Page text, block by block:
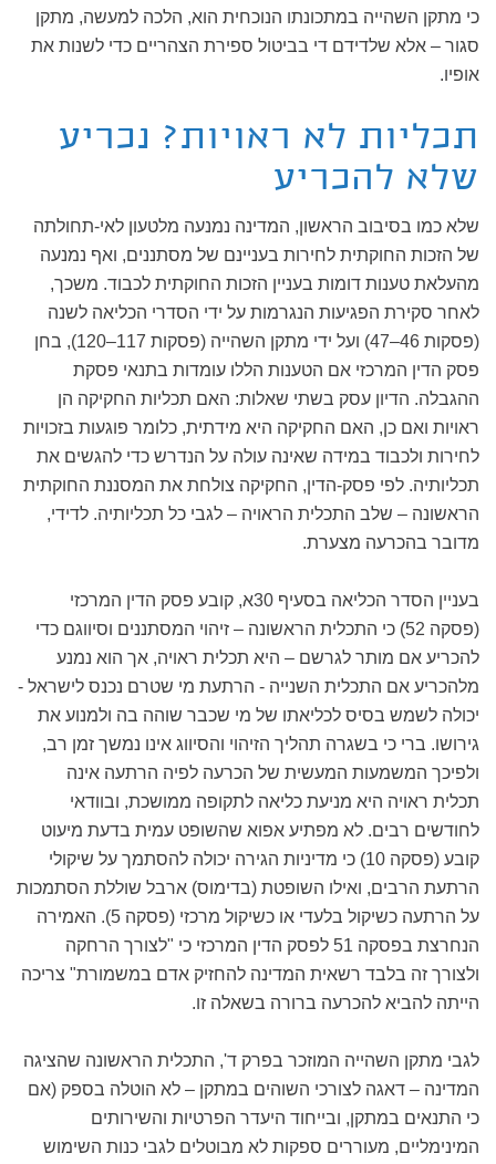
כי מתקן השהייה במתכונתו הנוכחית הוא, הלכה למעשה, מתקן
סגור – אלא שלדידם די בביטול ספירת הצהריים כדי לשנות את
אופיו.
תכליות לא ראויות? נכריע
שלא להכריע
שלא כמו בסיבוב הראשון, המדינה נמנעה מלטעון לאי-תחולתה
של הזכות החוקתית לחירות בעניינם של מסתננים, ואף נמנעה
מהעלאת טענות דומות בעניין הזכות החוקתית לכבוד. משכך,
לאחר סקירת הפגיעות הנגרמות על ידי הסדרי הכליאה לשנה
(פסקות 46–47) ועל ידי מתקן השהייה (פסקות 117–120), בחן
פסק הדין המרכזי אם הטענות הללו עומדות בתנאי פסקת
ההגבלה. הדיון עסק בשתי שאלות: האם תכליות החקיקה הן
ראויות ואם כן, האם החקיקה היא מידתית, כלומר פוגעות בזכויות
לחירות ולכבוד במידה שאינה עולה על הנדרש כדי להגשים את
תכליותיה. לפי פסק-הדין, החקיקה צולחת את המסננת החוקתית
הראשונה – שלב התכלית הראויה – לגבי כל תכליותיה. לדידי,
מדובר בהכרעה מצערת.
בעניין הסדר הכליאה בסעיף 30א, קובע פסק הדין המרכזי
(פסקה 52) כי התכלית הראשונה – זיהוי המסתננים וסיווגם כדי
להכריע אם מותר לגרשם – היא תכלית ראויה, אך הוא נמנע
מלהכריע אם התכלית השנייה - הרתעת מי שטרם נכנס לישראל -
יכולה לשמש בסיס לכליאתו של מי שכבר שוהה בה ולמנוע את
גירושו. ברי כי בשגרה תהליך הזיהוי והסיווג אינו נמשך זמן רב,
ולפיכך המשמעות המעשית של הכרעה לפיה הרתעה אינה
תכלית ראויה היא מניעת כליאה לתקופה ממושכת, ובוודאי
לחודשים רבים. לא מפתיע אפוא שהשופט עמית בדעת מיעוט
קובע (פסקה 10) כי מדיניות הגירה יכולה להסתמך על שיקולי
הרתעת הרבים, ואילו השופטת (בדימוס) ארבל שוללת הסתמכות
על הרתעה כשיקול בלעדי או כשיקול מרכזי (פסקה 5). האמירה
הנחרצת בפסקה 51 לפסק הדין המרכזי כי "לצורך הרחקה
ולצורך זה בלבד רשאית המדינה להחזיק אדם במשמורת" צריכה
הייתה להביא להכרעה ברורה בשאלה זו.
לגבי מתקן השהייה המוזכר בפרק ד', התכלית הראשונה שהציגה
המדינה – דאגה לצורכי השוהים במתקן – לא הוטלה בספק (אם
כי התנאים במתקן, ובייחוד היעדר הפרטיות והשירותים
המינימליים, מעוררים ספקות לא מבוטלים לגבי כנות השימוש